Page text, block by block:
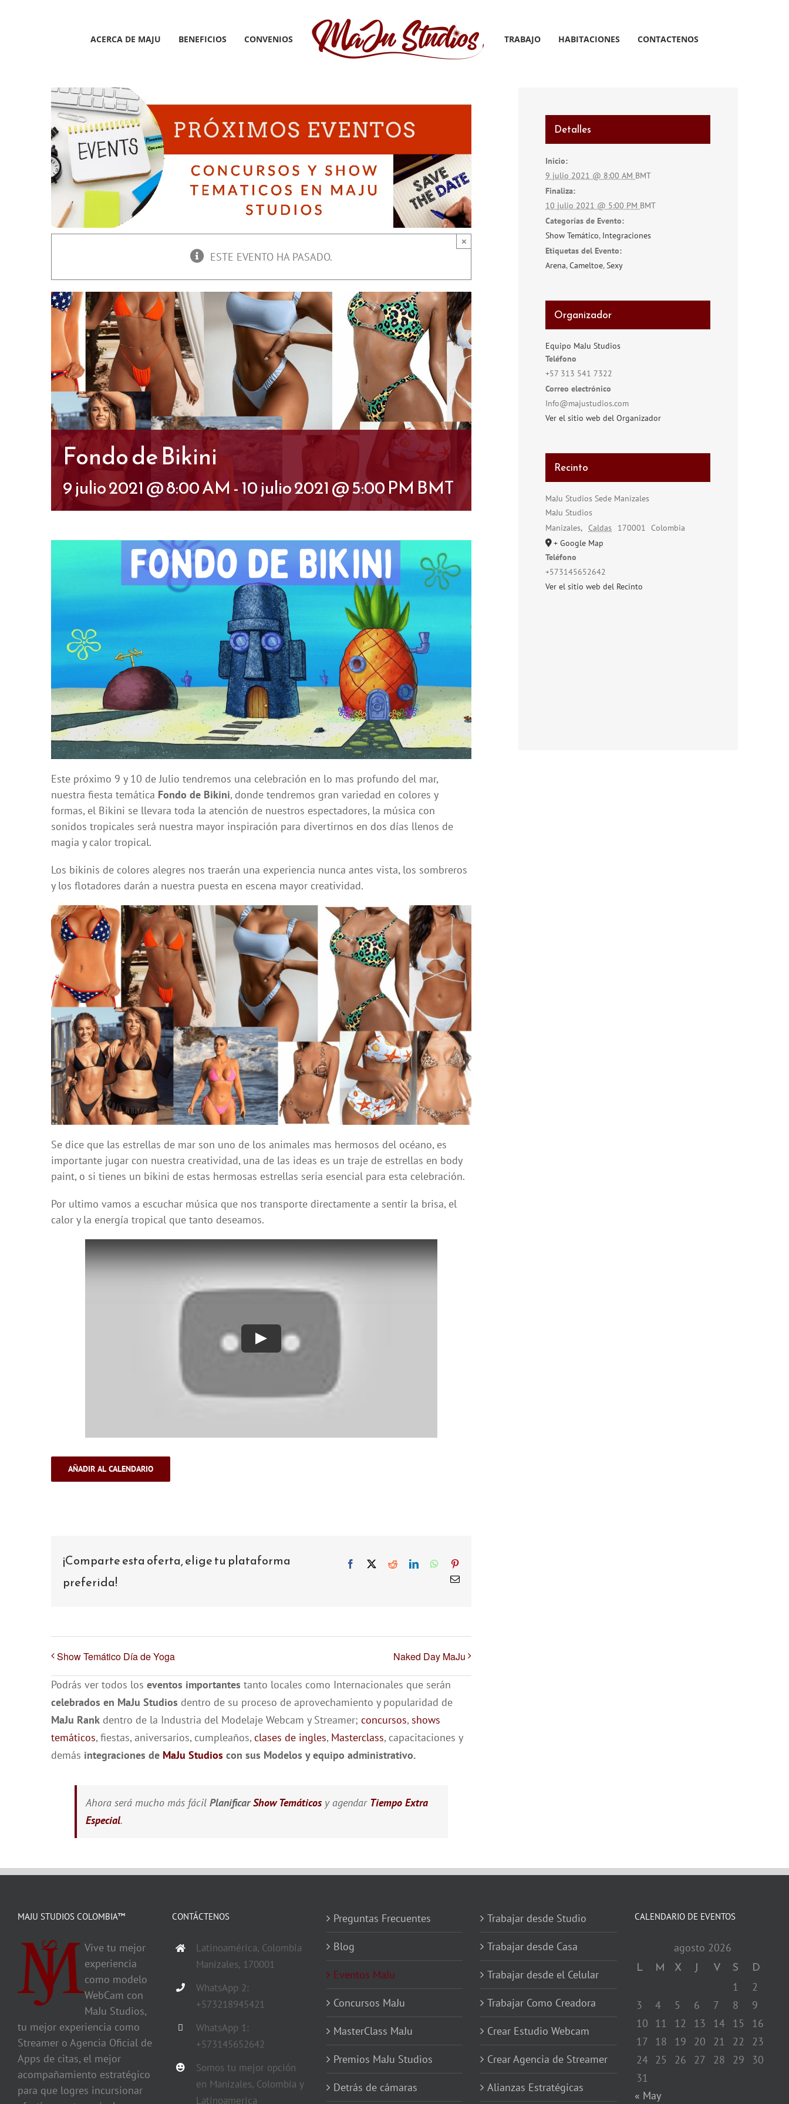
ACERCA DE MAJU BENEFICIOS CONVENIOS TRABAJO HABITACIONES CONTACTENOS
ESTE EVENTO HA PASADO.
×
Fondo de Bikini
9 julio 2021 @ 8:00 AM -10 julio 2021 @ 5:00 PM BMT
Este próximo 9 y 10 de Julio tendremos una celebración en lo mas profundo del mar,
nuestra fiesta temática Fondo de Bikini, donde tendremos gran variedad en colores y
formas, el Bikini se llevara toda la atención de nuestros espectadores, la música con
sonidos tropicales será nuestra mayor inspiración para divertirnos en dos días llenos de
magia y calor tropical.
Los bikinis de colores alegres nos traerán una experiencia nunca antes vista, los sombreros
y los flotadores darán a nuestra puesta en escena mayor creatividad.
Se dice que las estrellas de mar son uno de los animales mas hermosos del océano, es
importante jugar con nuestra creatividad, una de las ideas es un traje de estrellas en body
paint, o si tienes un bikini de estas hermosas estrellas seria esencial para esta celebración.
Por ultimo vamos a escuchar música que nos transporte directamente a sentir la brisa, el
calor y la energía tropical que tanto deseamos.
Play
AÑADIR AL CALENDARIO
¡Comparte esta oferta, elige tu plataforma
preferida!
Facebook
X RedditLinkedInWhatsAppPinterest
Correo
Show Temático Día de Yoga Naked Day MaJu
Podrás ver todos los eventos importantes tanto locales como Internacionales que serán
celebrados en MaJu Studios dentro de su proceso de aprovechamiento y popularidad de
MaJu Rank dentro de la Industria del Modelaje Webcam y Streamer; concursos, shows
temáticos, fiestas, aniversarios, cumpleaños, clases de ingles, Masterclass, capacitaciones y
demás integraciones de MaJu Studios con sus Modelos y equipo administrativo.
Ahora será mucho más fácil PlanificarShow Temáticos y agendar Tiempo Extra
Especial.
Detalles
Inicio:
9 julio 2021 @ 8:00 AM BMT
Finaliza:
10 julio 2021 @ 5:00 PM BMT
Categorías de Evento:
Show Temático, Integraciones
Etiquetas del Evento:
Arena,Cameltoe,Sexy
Organizador
Equipo MaJu Studios
Teléfono
+57 313 541 7322
Correo electrónico
Info@majustudios.com
Ver el sitio web del Organizador
Recinto
MaJu Studios Sede Manizales
MaJu Studios
Manizales, Caldas 170001 Colombia
+ Google Map
Teléfono
+573145652642
Ver el sitio web del Recinto
MAJU STUDIOS COLOMBIA™
Vive tu mejor
experiencia
como modelo
WebCam con
MaJu Studios,
tu mejor experiencia como
Streamer o Agencia Oficial de
Apps de citas, el mejor
acompañamiento estratégico
para que logres incursionar
CONTÁCTENOS
Latinoamérica, Colombia
Manizales, 170001
WhatsApp 2:
+573218945421
WhatsApp 1:
+573145652642
Somos tu mejor opción
en Manizales, Colombia y
Latinoamerica
Preguntas Frecuentes
Blog
Eventos MaJu
Concursos MaJu
MasterClass MaJu
Premios MaJu Studios
Detrás de cámaras
Trabajar desde Studio
Trabajar desde Casa
Trabajar desde el Celular
Trabajar Como Creadora
Crear Estudio Webcam
Crear Agencia de Streamer
Alianzas Estratégicas
CALENDARIO DE EVENTOS
agosto 2026
L M X J V S D
1
2
3
4 5 6 7 8
9
10
11 12 13 14 15
16
17
18 19 20 21 22
23
24 25 26 27 28 29
30
31
« May